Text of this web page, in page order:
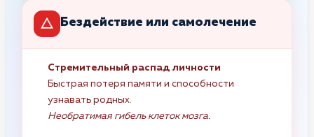
Бездействие или самолечение
Стремительный распад личности
Быстрая потеря памяти и способности
узнавать родных.
Необратимая гибель клеток мозга.